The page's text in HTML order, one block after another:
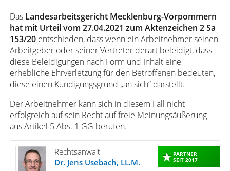
Das Landesarbeitsgericht Mecklenburg-Vorpommern
hat mit Urteil vom 27.04.2021 zum Aktenzeichen 2 Sa
153/20entschieden, dass wenn ein Arbeitnehmer seinen
Arbeitgeber oder seiner Vertreter derart beleidigt, dass
diese Beleidigungen nach Form und Inhalt eine
erhebliche Ehrverletzung für den Betroffenen bedeuten,
diese einen Kündigungsgrund „an sich“ darstellt.
Der Arbeitnehmer kann sich in diesem Fall nicht
erfolgreich auf sein Recht auf freie Meinungsäußerung
aus Artikel 5 Abs. 1 GG berufen.
PARTNER
SEIT 2017
Rechtsanwalt
Dr. Jens Usebach, LL.M.